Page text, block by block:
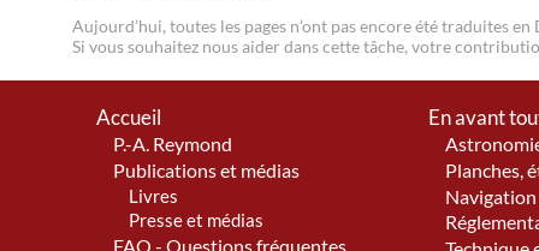
Aujourd’hui, toutes les pages n’ont pas encore été traduites en
Si vous souhaitez nous aider dans cette tâche, votre
Accueil
P.-A. Reymond
Publications et médias
Livres
Presse et médias
FAQ - Questions fréquentes
En avant
Planches,